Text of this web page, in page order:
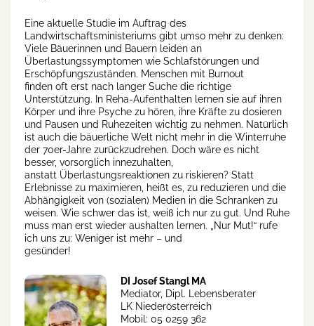
Eine aktuelle Studie im Auftrag des
Landwirtschaftsministeriums gibt umso mehr zu denken:
Viele Bäuerinnen und Bauern leiden an
Überlastungssymptomen wie Schlafstörungen und
Erschöpfungszuständen. Menschen mit Burnout
finden oft erst nach langer Suche die richtige
Unterstützung. In Reha-Aufenthalten lernen sie auf ihren
Körper und ihre Psyche zu hören, ihre Kräfte zu dosieren
und Pausen und Ruhezeiten wichtig zu nehmen. Natürlich
ist auch die bäuerliche Welt nicht mehr in die Winterruhe
der 70er-Jahre zurückzudrehen. Doch wäre es nicht
besser, vorsorglich innezuhalten,
anstatt Überlastungsreaktionen zu riskieren? Statt
Erlebnisse zu maximieren, heißt es, zu reduzieren und die
Abhängigkeit von (sozialen) Medien in die Schranken zu
weisen. Wie schwer das ist, weiß ich nur zu gut. Und Ruhe
muss man erst wieder aushalten lernen. „Nur Mut!“ rufe
ich uns zu: Weniger ist mehr – und
gesünder!
DI Josef Stangl MA
Mediator, Dipl. Lebensberater
LK Niederösterreich
Mobil: 05 0259 362